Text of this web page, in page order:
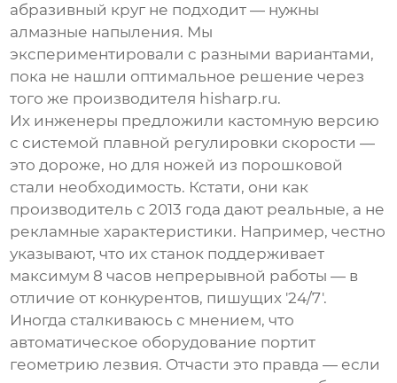
абразивный круг не подходит — нужны
алмазные напыления. Мы
экспериментировали с разными вариантами,
пока не нашли оптимальное решение через
того же производителя hisharp.ru.
Их инженеры предложили кастомную версию
с системой плавной регулировки скорости —
это дороже, но для ножей из порошковой
стали необходимость. Кстати, они как
производитель с 2013 года дают реальные, а не
рекламные характеристики. Например, честно
указывают, что их станок поддерживает
максимум 8 часов непрерывной работы — в
отличие от конкурентов, пишущих '24/7'.
Иногда сталкиваюсь с мнением, что
автоматическое оборудование портит
геометрию лезвия. Отчасти это правда — если